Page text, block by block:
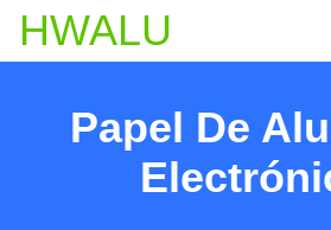
HWALU
Papel De